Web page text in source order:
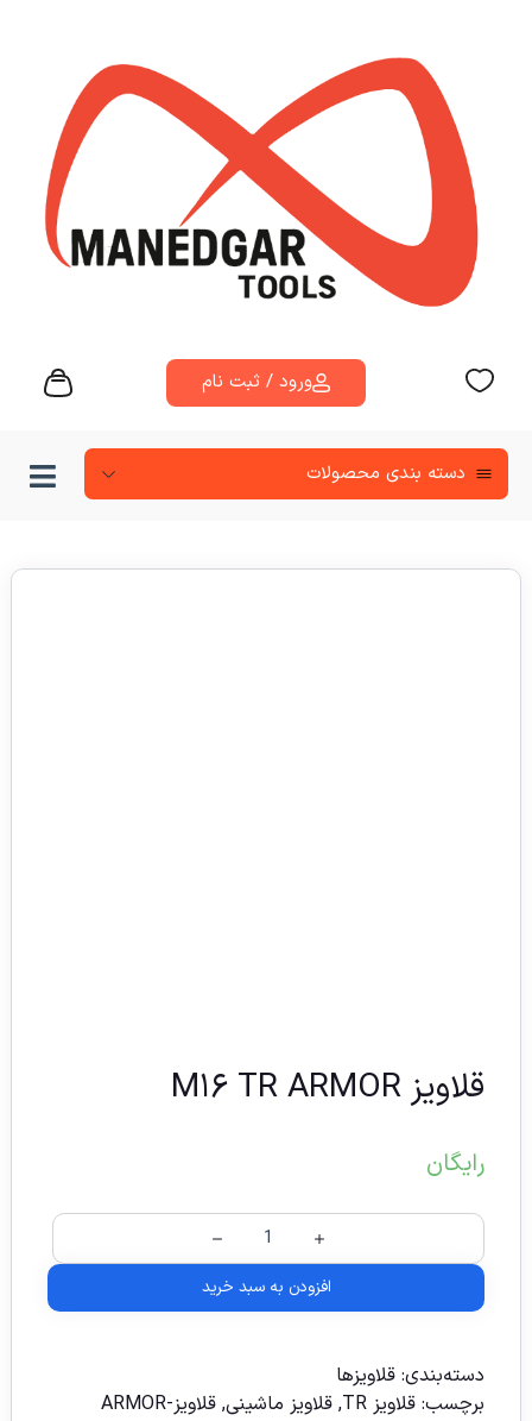
ورود / ثبت نام
دسته‌ بندی محصولات
قلاویز M۱۶ TR ARMOR
رایگان
افزودن به سبد خرید
دسته‌بندی: قلاویزها
برچسب: قلاویز TR , قلاویز ماشینی, قلاویز-ARMOR